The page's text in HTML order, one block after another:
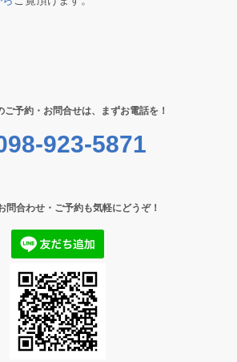
ご予約・お問合せは、まずお電話を！
923-5871
問合わせ・ご予約も気軽にどうぞ！